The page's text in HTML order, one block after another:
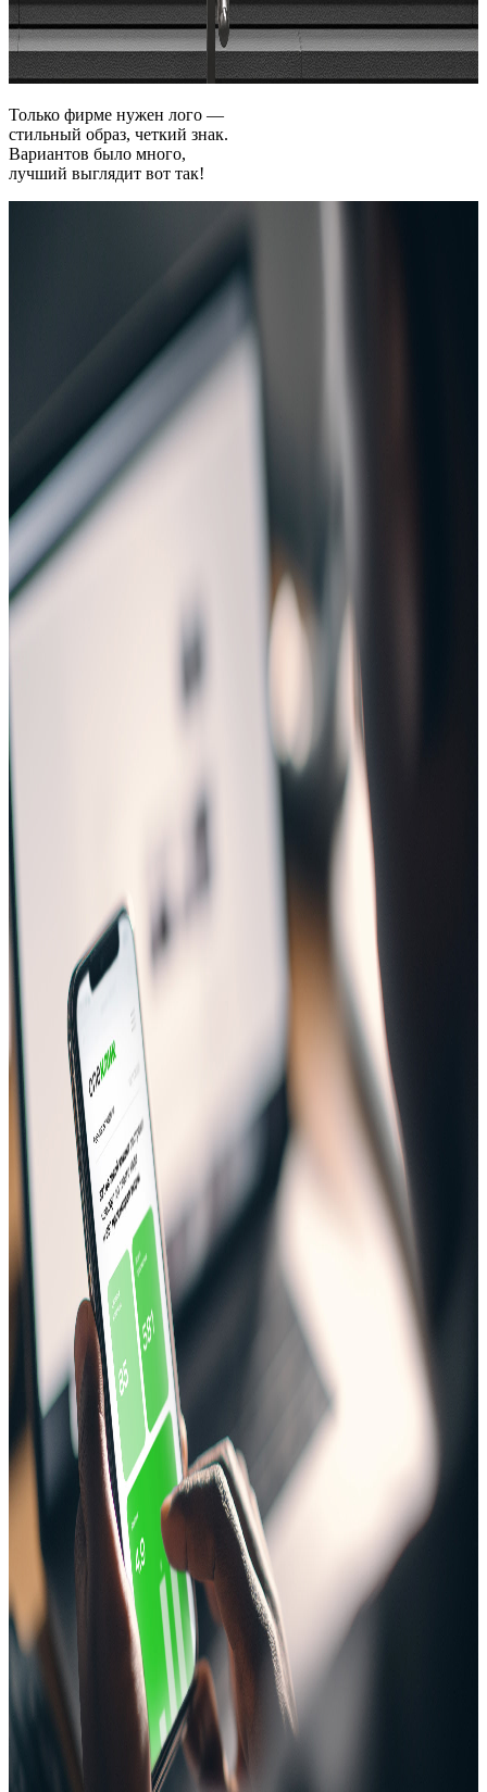
Только фирме нужен лого —
стильный образ, четкий знак.
Вариантов было много,
лучший выглядит вот так!